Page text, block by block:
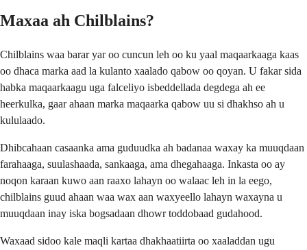
Maxaa ah Chilblains?
Chilblains waa barar yar oo cuncun leh oo ku yaal maqaarkaaga kaas
oo dhaca marka aad la kulanto xaalado qabow oo qoyan. U fakar sida
habka maqaarkaagu uga falceliyo isbeddellada degdega ah ee
heerkulka, gaar ahaan marka maqaarka qabow uu si dhakhso ah u
kululaado.
Dhibcahaan casaanka ama guduudka ah badanaa waxay ka muuqdaan
farahaaga, suulashaada, sankaaga, ama dhegahaaga. Inkasta oo ay
noqon karaan kuwo aan raaxo lahayn oo walaac leh in la eego,
chilblains guud ahaan waa wax aan waxyeello lahayn waxayna u
muuqdaan inay iska bogsadaan dhowr toddobaad gudahood.
Waxaad sidoo kale maqli kartaa dhakhaatiirta oo xaaladdan ugu